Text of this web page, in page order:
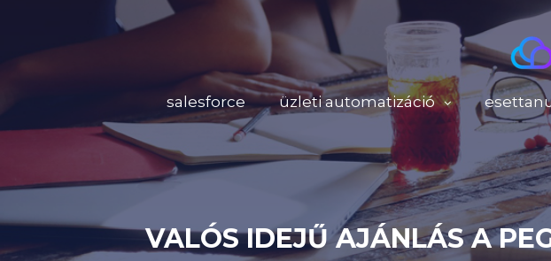
salesforce üzleti automatizáció
VALÓS IDEJŰ AJÁNLÁS A